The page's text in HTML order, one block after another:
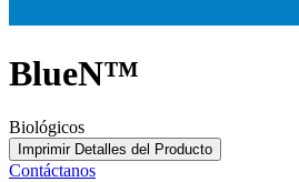
BlueN™
Biológicos
Imprimir Detalles del Producto
Contáctanos